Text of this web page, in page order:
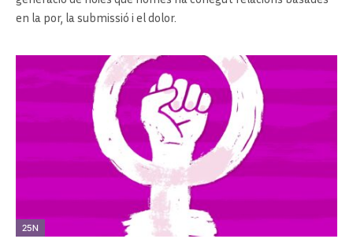
en la por, la submissió i el dolor.
25N